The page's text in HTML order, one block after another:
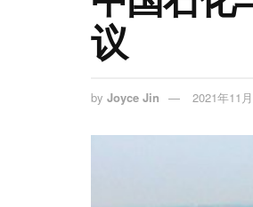
议
by Joyce Jin 2021年11